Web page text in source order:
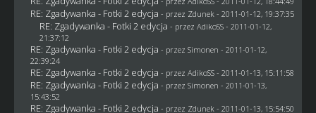
RE: Zgadywanka - Fotki 2 edycja - przez Zdunek - 2011-01-12, 19:37:35
RE: Zgadywanka - Fotki 2 edycja - przez AdikoSS - 2011-01-12,
21:37:12
RE: Zgadywanka - Fotki 2 edycja - przez Simonen - 2011-01-12,
22:39:24
RE: Zgadywanka - Fotki 2 edycja - przez AdikoSS - 2011-01-13, 15:11:58
RE: Zgadywanka - Fotki 2 edycja - przez Simonen - 2011-01-13,
15:43:52
RE: Zgadywanka - Fotki 2 edycja - przez Zdunek - 2011-01-13, 15:54:50